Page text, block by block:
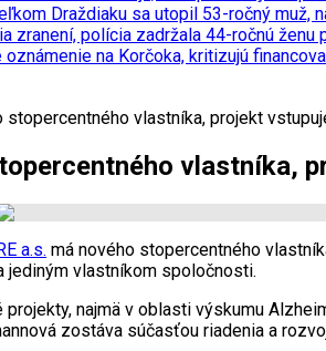
Draždiaku sa utopil 53-ročný muž,
zranení, polícia zadržala 44-ročnú ženu
na Korčoka, kritizujú
stopercentného vlastníka, projekt
vlastníka,
a.s. má nového stopercentného
jediným vlastníkom spoločnosti.
najmä v oblasti výskumu
zostáva súčasťou riadenia a